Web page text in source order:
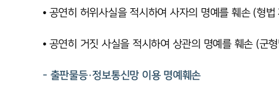
• 공연히 허위사실을 적시하여 사자의 명예를 훼손 (형
• 공연히 거짓 사실을 적시하여 상관의 명예를 훼손 (군
- 출판물등·정보통신망 이용 명예훼손